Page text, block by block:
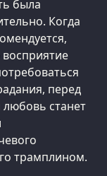
была
Когда
перед
станет
трамплином.